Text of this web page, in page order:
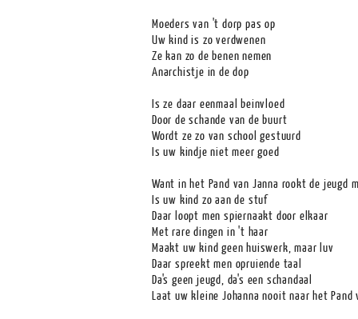
Moeders van 't dorp pas op
Uw kind is zo verdwenen
Ze kan zo de benen nemen
Anarchistje in de dop
Is ze daar eenmaal beinvloed
Door de schande van de buurt
Wordt ze zo van school gestuurd
Is uw kindje niet meer goed
Want in het Pand van Janna rookt de jeugd
Is uw kind zo aan de stuf
Daar loopt men spiernaakt door elkaar
Met rare dingen in 't haar
Maakt uw kind geen huiswerk, maar luv
Daar spreekt men opruiende taal
Da's geen jeugd, da's een schandaal
Laat uw kleine Johanna nooit naar het Pand